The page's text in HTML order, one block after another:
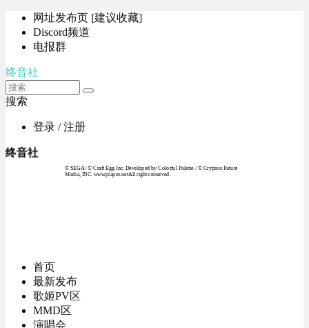
网址发布页 [建议收藏]
Discord频道
电报群
终音社
搜索
登录 / 注册
终音社
© SEGA / © Craft Egg Inc. Developed by Colorful Palette / © Crypton Future
Media, INC. www.piapro.netAll rights reserved.
首页
最新发布
歌姬PV区
MMD区
演唱会